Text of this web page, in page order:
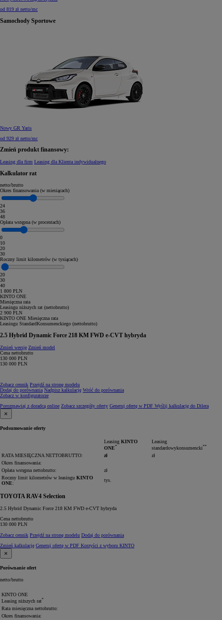
od 819 zł netto/mc
Samochody Sportowe
Nowy GR Yaris
od 929 zł netto/mc
Zmień produkt finansowy:
Leasing dla firm Leasing dla Klienta indywidualnego
Kalkulator rat
netto/brutto
Okres finansowania (w miesiącach)
24
36
48
Opłata wstępna (w procentach)
0
10
20
30
Roczny limit kilometrów (w tysiącach)
20
30
40
1 800 PLN
KINTO ONE
Miesięczna rata
Leasingu niższych rat (nettobrutto)
2 900 PLN
KINTO ONE Miesięczna rata
Leasingu StandardKonsumenckiego (nettobrutto)
2.5 Hybrid Dynamic Force 218 KM FWD e-CVT hybryda
Zmień wersję Zmień model
Cena nettobrutto
130 000 PLN
130 000 PLN
Zobacz cennik Przejdź na stronę modelu
Dodaj do porównania Nadpisz kalkulację Wróć do porównania
Zobacz w konfiguratorze
Porozmawiaj z doradcą online Zobacz szczegóły oferty Generuj ofertę w PDF Wyślij kalkulację do Dilera
×
Podsumowanie oferty
Leasing KINTO
ONE*
Leasing
standardowykonsumencki**
RATA MIESIĘCZNANETTOBRUTTO: zł
zł
Okres finansowania:
Opłata wstępna nettobrutto:
zł
Roczny limit kilometrów w leasingu KINTO
ONE:
tys.
TOYOTA RAV4 Selection
2.5 Hybrid Dynamic Force 218 KM FWD e-CVT hybryda
Cena nettobrutto
130 000 PLN
Zobacz cennik Przejdź na stronę modelu Dodaj do porównania
Zmień kalkulację Generuj ofertę w PDF Korzyści z wyboru KINTO
×
Porównanie ofert
netto/brutto
KINTO ONE
Leasing niższych rat*
Rata miesięczna nettobrutto:
Okres finansowania: